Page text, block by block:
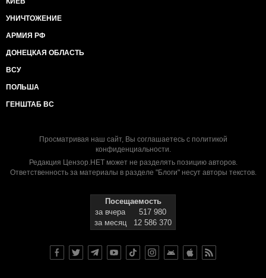
УНИЧТОЖЕНИЕ
АРМИЯ РФ
ДОНЕЦКАЯ ОБЛАСТЬ
ВСУ
ПОЛЬША
ГЕНШТАБ ВС
Просматривая наш сайт, Вы соглашаетесь с политикой
конфиденциальности.
Редакция Цензор.НЕТ может не разделять позицию авторов.
Ответственность за материалы в разделе "Блоги" несут авторы текстов.
Посещаемость
за вчера
517 980
за месяц
12 586 370